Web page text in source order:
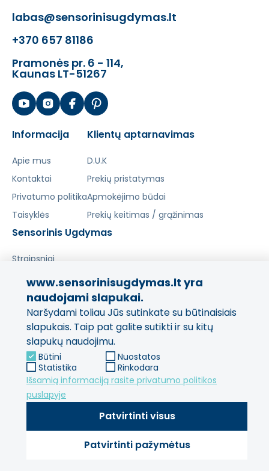
labas@sensorinisugdymas.lt
+370 657 81186
Pramonės pr. 6 - 114,
Kaunas LT-51267
Informacija
Apie mus
Kontaktai
Privatumo politika
Taisyklės
Klientų aptarnavimas
D.U.K
Prekių pristatymas
Apmokėjimo būdai
Prekių keitimas / grąžinimas
Sensorinis Ugdymas
Straipsniai
Pasidalinkite savo patirtimi!
Jūsų nuomonė svarbi mums
ir kitiems pirkėjams.
Palikti atsiliepimą
© 2013 - 2026 SensorinisUgdymas Visos teisės saugomos.
www.sensorinisugdymas.lt yra
naudojami slapukai.
Naršydami toliau Jūs sutinkate su būtinaisiais
slapukais. Taip pat galite sutikti ir su kitų
slapukų naudojimu.
Būtini
Nuostatos
Statistika
Rinkodara
Išsamią informaciją rasite privatumo politikos
puslapyje
Patvirtinti visus
Patvirtinti pažymėtus